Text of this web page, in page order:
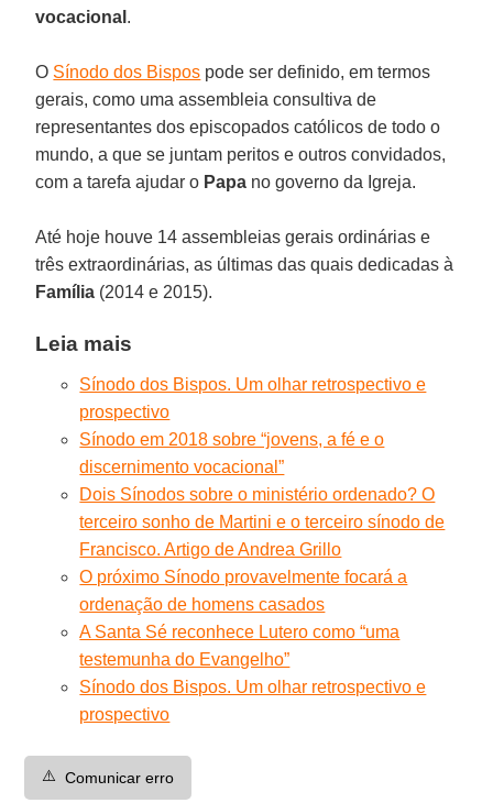
vocacional .
O Sínodo dos Bispos pode ser definido, em termos
gerais, como uma assembleia consultiva de
representantes dos episcopados católicos de todo o
mundo, a que se juntam peritos e outros convidados,
com a tarefa ajudar o Papa no governo da Igreja.
Até hoje houve 14 assembleias gerais ordinárias e
três extraordinárias, as últimas das quais dedicadas à
Família (2014 e 2015).
Leia mais
Sínodo dos Bispos. Um olhar retrospectivo e
prospectivo
Sínodo em 2018 sobre “jovens, a fé e o
discernimento vocacional”
Dois Sínodos sobre o ministério ordenado? O
terceiro sonho de Martini e o terceiro sínodo de
Francisco. Artigo de Andrea Grillo
O próximo Sínodo provavelmente focará a
ordenação de homens casados
A Santa Sé reconhece Lutero como “uma
testemunha do Evangelho”
Sínodo dos Bispos. Um olhar retrospectivo e
prospectivo
⚠️ Comunicar erro